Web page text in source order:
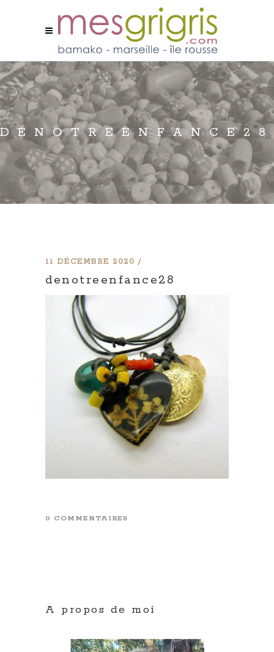
DENOTREENFANCE28
11 DÉCEMBRE 2020
denotreenfance28
0 COMMENTAIRES
A propos de moi